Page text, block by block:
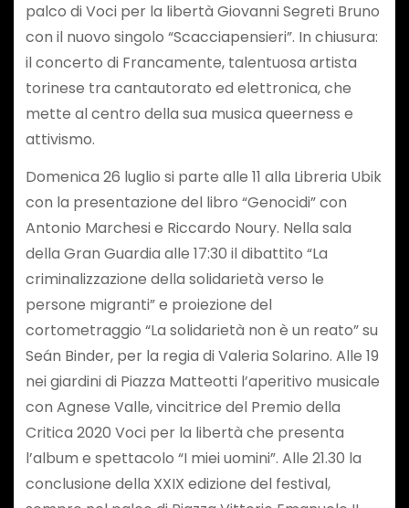
palco di Voci per la libertà Giovanni Segreti Bruno
con il nuovo singolo “Scacciapensieri”. In chiusura:
il concerto di Francamente, talentuosa artista
torinese tra cantautorato ed elettronica, che
mette al centro della sua musica queerness e
attivismo.
Domenica 26 luglio si parte alle 11 alla Libreria Ubik
con la presentazione del libro “Genocidi” con
Antonio Marchesi e Riccardo Noury. Nella sala
della Gran Guardia alle 17:30 il dibattito “La
criminalizzazione della solidarietà verso le
persone migranti” e proiezione del
cortometraggio “La solidarietà non è un reato” su
Seán Binder, per la regia di Valeria Solarino. Alle 19
nei giardini di Piazza Matteotti l’aperitivo musicale
con Agnese Valle, vincitrice del Premio della
Critica 2020 Voci per la libertà che presenta
l’album e spettacolo “I miei uomini”. Alle 21.30 la
conclusione della XXIX edizione del festival,